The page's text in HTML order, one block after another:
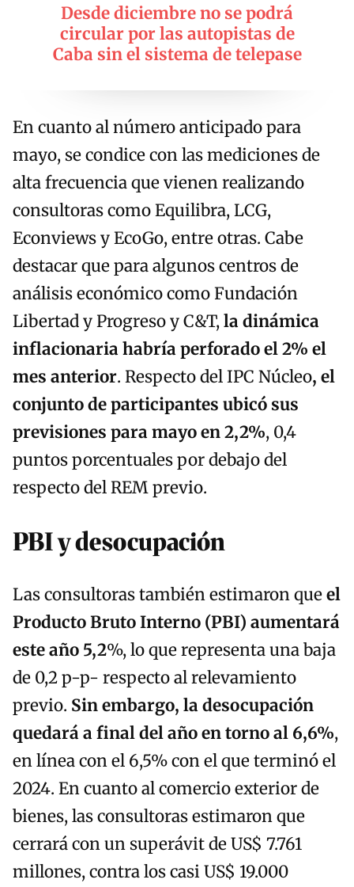
Desde diciembre no se podrá
circular por las autopistas de
Caba sin el sistema de telepase
En cuanto al número anticipado para
mayo, se condice con las mediciones de
alta frecuencia que vienen realizando
consultoras como Equilibra, LCG,
Econviews y EcoGo, entre otras. Cabe
destacar que para algunos centros de
análisis económico como Fundación
Libertad y Progreso y C&T,la dinámica
inflacionaria habría perforado el 2% el
mes anterior. Respecto del IPC Núcleo, el
conjunto de participantes ubicó sus
previsiones para mayo en 2,2%, 0,4
puntos porcentuales por debajo del
respecto del REM previo.
PBI y desocupación
Las consultoras también estimaron queel
Producto Bruto Interno (PBI) aumentará
este año 5,2%, lo que representa una baja
de 0,2 p-p- respecto al relevamiento
previo. Sin embargo, la desocupación
quedará a final del año en torno al 6,6%,
en línea con el 6,5% con el que terminó el
2024. En cuanto al comercio exterior de
bienes, las consultoras estimaron que
cerrará con un superávit de US$ 7.761
millones, contra los casi US$ 19.000